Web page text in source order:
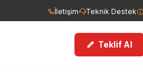
İletişim Teknik Destek
Teklif Al